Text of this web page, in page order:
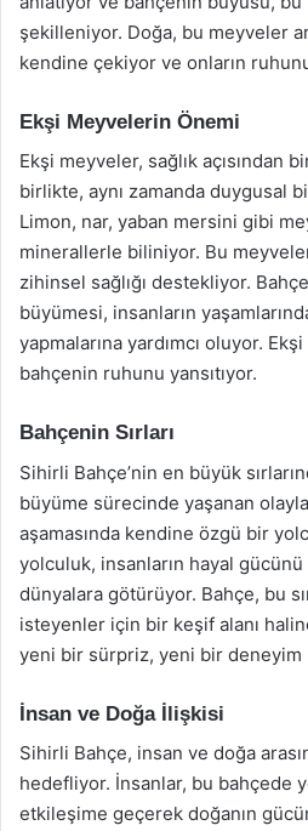
şekilleniyor. Doğa, bu meyveler
kendine çekiyor ve onların
Ekşi Meyvelerin Önemi
Ekşi meyveler, sağlık açısından
birlikte, aynı zamanda duygusal
Limon, nar, yaban mersini gibi
minerallerle biliniyor. Bu
zihinsel sağlığı destekliyor.
büyümesi, insanların
yapmalarına yardımcı oluyor.
bahçenin ruhunu yansıtıyor.
Bahçenin Sırları
Sihirli Bahçe’nin en büyük
büyüme sürecinde yaşanan
aşamasında kendine özgü bir
yolculuk, insanların hayal
dünyalara götürüyor. Bahçe, bu
isteyenler için bir keşif alanı
yeni bir sürpriz, yeni bir deneyim
İnsan ve Doğa İlişkisi
Sihirli Bahçe, insan ve doğa
hedefliyor. İnsanlar, bu bahçede
etkileşime geçerek doğanın